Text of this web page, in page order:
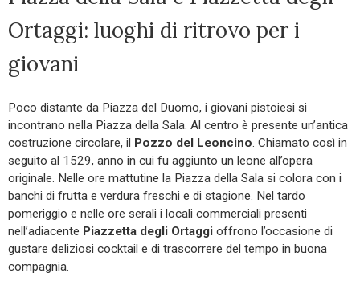
Ortaggi: luoghi di ritrovo per i
giovani
Poco distante da Piazza del Duomo, i giovani pistoiesi si
incontrano nella Piazza della Sala. Al centro è presente un’antica
costruzione circolare, il Pozzo del Leoncino. Chiamato così in
seguito al 1529, anno in cui fu aggiunto un leone all’opera
originale. Nelle ore mattutine la Piazza della Sala si colora con i
banchi di frutta e verdura freschi e di stagione. Nel tardo
pomeriggio e nelle ore serali i locali commerciali presenti
nell’adiacente Piazzetta degli Ortaggi offrono l’occasione di
gustare deliziosi cocktail e di trascorrere del tempo in buona
compagnia.